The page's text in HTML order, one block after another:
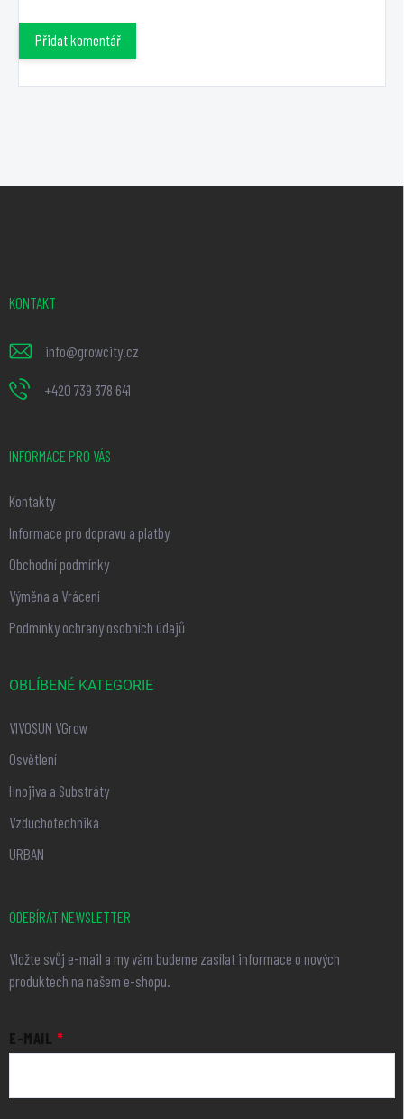
Přidat komentář
KONTAKT
info@growcity.cz
+420 739 378 641
INFORMACE PRO VÁS
Kontakty
Informace pro dopravu a platby
Obchodní podmínky
Výměna a Vrácení
Podmínky ochrany osobních údajů
OBLÍBENÉ KATEGORIE
VIVOSUN VGrow
Osvětlení
Hnojiva a Substráty
Vzduchotechnika
URBAN
ODEBÍRAT NEWSLETTER
Vložte svůj e-mail a my vám budeme zasílat informace o nových
produktech na našem e-shopu.
E-MAIL